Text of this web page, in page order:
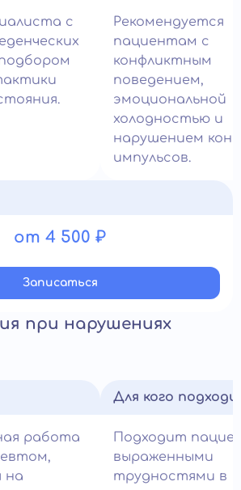
с
Рекомендуется
пациентам с
конфликтным
поведением,
эмоциональной
холодностью и
нарушением
импульсов.
от 4 500 ₽
Записатьcя
при нарушениях
работа
на
Для кого
Подходит
выраженными
трудностями в